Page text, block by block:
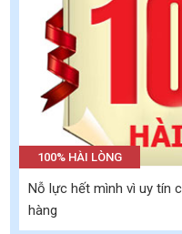
100% HÀI LÒNG
Nỗ lực hết mình vì uy tín
hàng